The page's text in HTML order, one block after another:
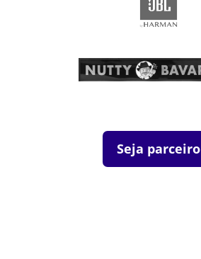
Seja parceiro